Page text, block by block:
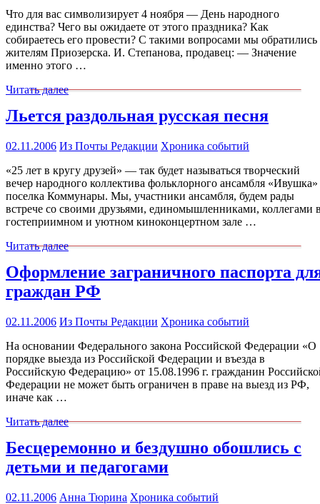
Что для вас символизирует 4 ноября — День народного
единства? Чего вы ожидаете от этого праздника? Как
собираетесь его провести? С такими вопросами мы обратились
жителям Приозерска. И. Степанова, продавец: — Значение
именно этого …
Читать далее
Льется раздольная русская песня
02.11.2006 Из Почты Редакции Хроника событий
«25 лет в кругу друзей» — так будет называться творческий
вечер народного коллектива фольклорного ансамбля «Ивушка»
поселка Коммунары. Мы, участники ансамбля, будем рады
встрече со своими друзьями, единомышленниками, коллегами
гостеприимном и уютном киноконцертном зале …
Читать далее
Оформление заграничного паспорта
граждан РФ
02.11.2006 Из Почты Редакции Хроника событий
На основании Федерального закона Российской Федерации «О
порядке выезда из Российской Федерации и въезда в
Российскую Федерацию» от 15.08.1996 г. гражданин
Федерации не может быть ограничен в праве на выезд из РФ,
иначе как …
Читать далее
Бесцеремонно и бездушно обошлись с
детьми и педагогами
02.11.2006 Анна Тюрина Хроника событий